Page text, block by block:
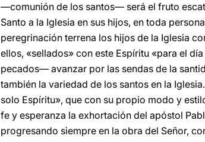
―comunión de los santos― será el fruto
Santo a la Iglesia en sus hijos, en toda
peregrinación terrena los hijos de la Iglesia
ellos, «sellados» con este Espíritu «para el
pecados― avanzar por las sendas de la
también la variedad de los santos en la
solo Espíritu», que con su propio modo y
fe y esperanza la exhortación del apóstol
progresando siempre en la obra del Señor,